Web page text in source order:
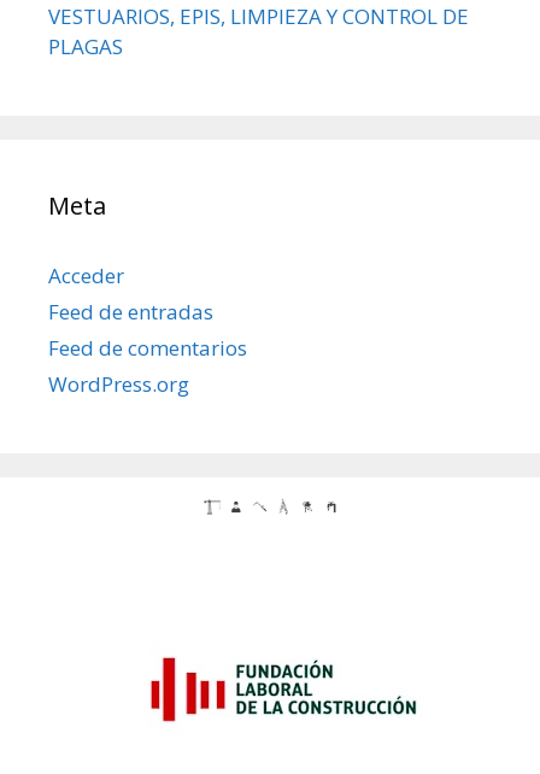
VESTUARIOS, EPIS, LIMPIEZA Y CONTROL DE
PLAGAS
Meta
Acceder
Feed de entradas
Feed de comentarios
WordPress.org